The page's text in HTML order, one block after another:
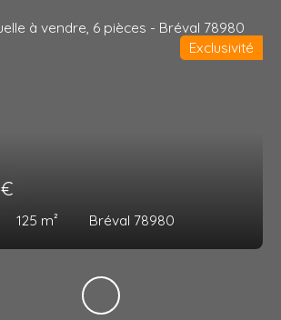
€
125 m² Bréval 78980
Exclusivité